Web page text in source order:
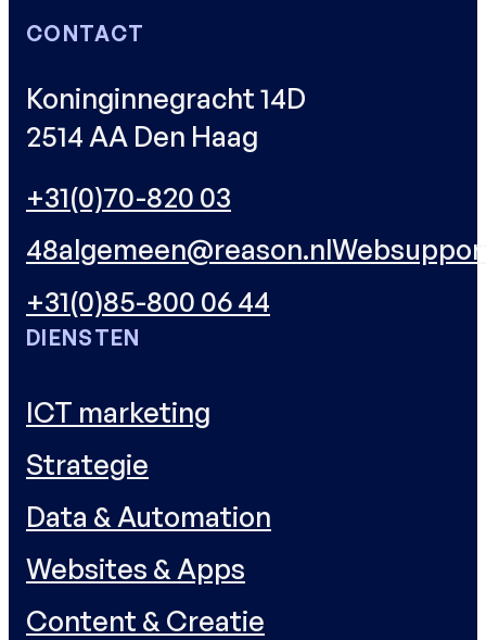
CONTACT
Koninginnegracht 14D
2514 AA Den Haag
+31(0)70-820 03
48algemeen@reason.nl
+31(0)85-800 06 44
DIENSTEN
ICT marketing
Strategie
Data & Automation
Websites & Apps
Content & Creatie